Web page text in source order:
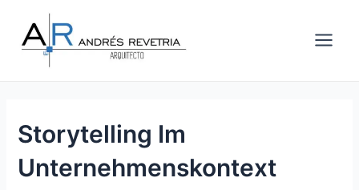
contenido
Menu
Storytelling Im
Unternehmenskontext
de
entradas